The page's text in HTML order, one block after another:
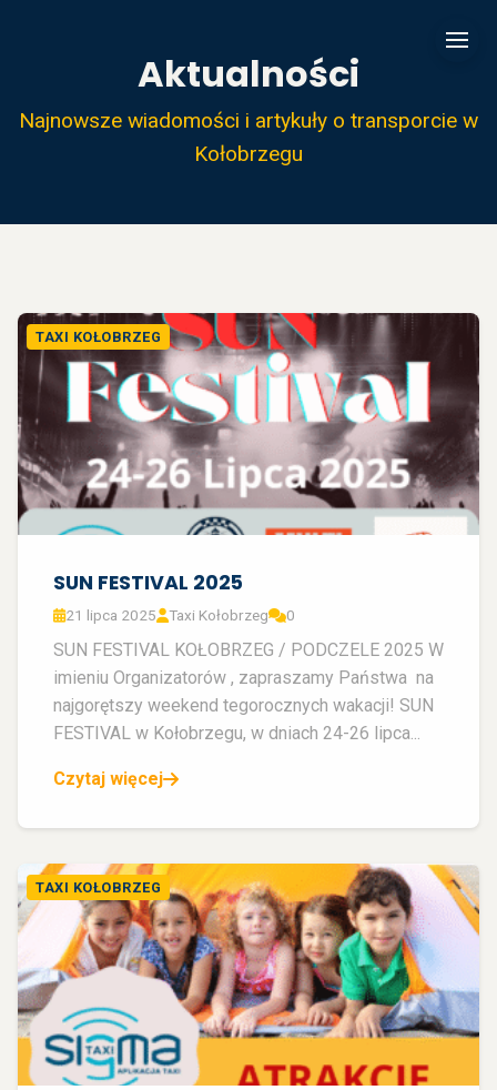
Aktualności
Najnowsze wiadomości i artykuły o transporcie w
Kołobrzegu
TAXI KOŁOBRZEG
SUN FESTIVAL 2025
21 lipca 2025 Taxi Kołobrzeg 0
SUN FESTIVAL KOŁOBRZEG / PODCZELE 2025 W
imieniu Organizatorów , zapraszamy Państwa na
najgorętszy weekend tegorocznych wakacji! SUN
FESTIVAL w Kołobrzegu, w dniach 24-26 lipca...
Czytaj więcej
TAXI KOŁOBRZEG